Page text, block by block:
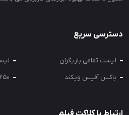
دسترسی سریع
لیست تمامی بازیگران
باکس آفیس ویکند
250 فیلم برتر imdb